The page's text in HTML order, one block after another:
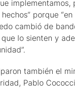
implementamos,
porque
cambió de
lo sienten y
también el
Pablo